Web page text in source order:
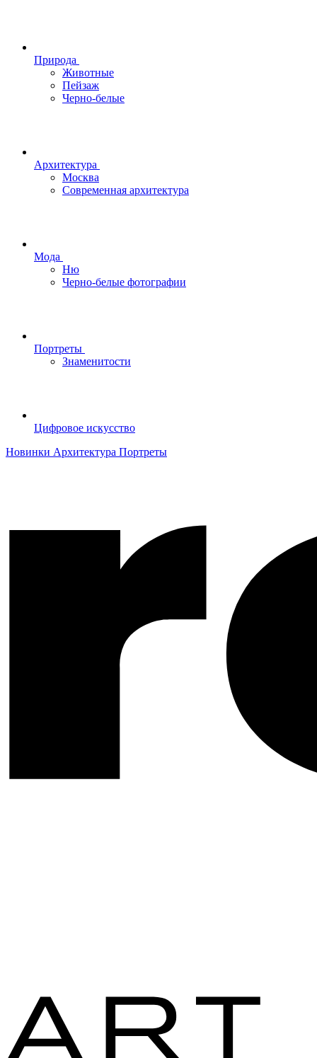
Природа
Животные
Пейзаж
Черно-белые
Архитектура
Москва
Современная архитектура
Мода
Ню
Черно-белые фотографии
Портреты
Знаменитости
Цифровое искусство
Новинки Архитектура Портреты